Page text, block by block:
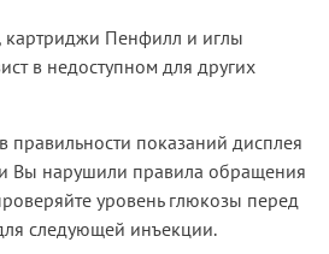
Пенфилл и иглы
в недоступном для других
правильности показаний дисплея
Вы нарушили правила обращения
уровень глюкозы перед
следующей инъекции.